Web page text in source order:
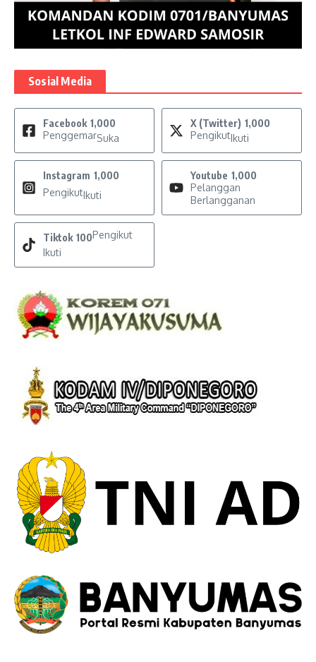
Sosial Media
Facebook 1,000
PenggemarSuka
X (Twitter) 1,000
PengikutIkuti
Instagram 1,000
PengikutIkuti
Youtube 1,000
Pelanggan
Berlangganan
Tiktok 100Pengikut
Ikuti